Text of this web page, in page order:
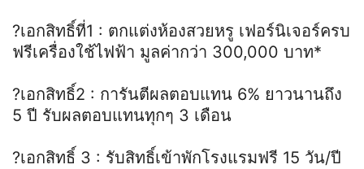
?เอกสิทธิ์ที่1 : ตกแต่งห้องสวยหรู เฟอร์นิเจอร์ครบ
ฟรีเครื่องใช้ไฟฟ้า มูลค่ากว่า 300,000 บาท*
?เอกสิทธิ์2 : การันตีผลตอบแทน 6% ยาวนานถึง
5 ปี รับผลตอบแทนทุกๆ 3 เดือน
?เอกสิทธิ์ 3 : รับสิทธิ์เข้าพักโรงแรมฟรี 15 วัน/ปี